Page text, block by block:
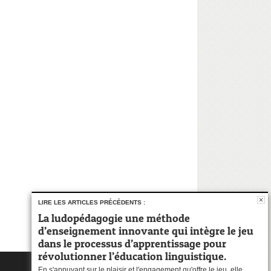
LIRE LES ARTICLES PRÉCÉDENTS :
La ludopédagogie une méthode
d’enseignement innovante qui intègre le jeu
dans le processus d’apprentissage pour
révolutionner l’éducation linguistique.